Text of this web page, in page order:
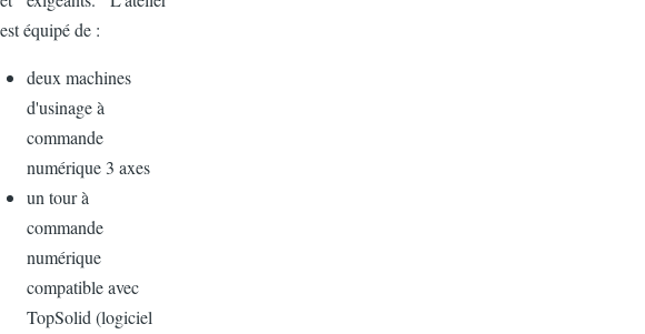
est équipé de :
deux machines
d'usinage à
commande
numérique 3 axes
un tour à
commande
numérique
compatible avec
TopSolid (logiciel